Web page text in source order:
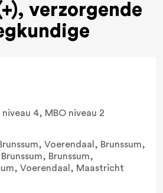
verzorgende
4, MBO niveau 2
Voerendaal
Brunssum
Brunssum
Brunssum
Voerendaal Maastricht